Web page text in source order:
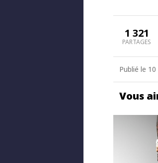
1 321
PARTAGES
Publié le
Vous